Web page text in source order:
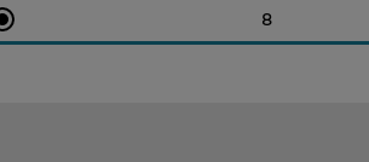
8